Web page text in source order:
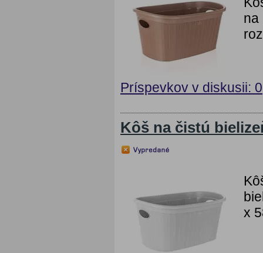
na
Príspevkov v diskusii: 0
Kôš na čistú
x